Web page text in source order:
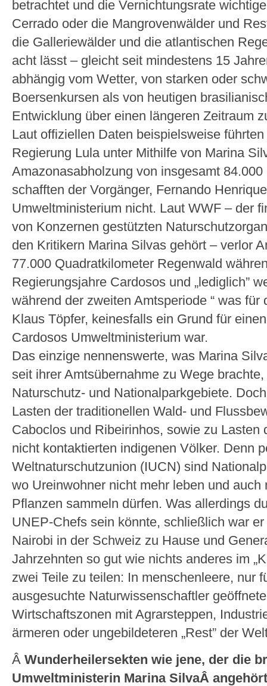
betrachtet und die Vernichtungsrate
Cerrado oder die Mangrovenwälder und
die Galleriewälder und die atlantischen
acht lässt – gleicht seit mindestens 15
abhängig vom Wetter, von starken oder
Boersenkursen als von heutigen
Entwicklung über einen längeren Zeitraum
Laut offiziellen Daten beispielsweise
Regierung Lula unter Mithilfe von Marina
Amazonasabholzung von insgesamt
schafften der Vorgänger, Fernando
Umweltministerium nicht. Laut WWF – der
von Konzernen gestützten
den Kritikern Marina Silvas gehört – verlor
77.000 Quadratkilometer Regenwald
Regierungsjahre Cardosos und „lediglich”
während der zweiten Amtsperiode “ was
Klaus Töpfer, keinesfalls ein Grund für
Cardosos Umweltministerium war.
Das einzige nennenswerte, was Marina
seit ihrer Amtsübernahme zu Wege
Naturschutz- und Nationalparkgebiete.
Lasten der traditionellen Wald- und
Caboclos und Ribeirinhos, sowie zu Lasten
nicht kontaktierten indigenen Völker. Denn
Weltnaturschutzunion (IUCN) sind
wo Ureinwohner nicht mehr leben und auch
Pflanzen sammeln dürfen. Was allerdings
UNEP-Chefs sein könnte, schließlich war
Nairobi in der Schweiz zu Hause und
Jahrzehnten so gut wie nichts anderes im
zwei Teile zu teilen: In menschenleere, nur
ausgesuchte Naturwissenschaftler
Wirtschaftszonen mit Agrarsteppen,
ärmeren oder ungebildeteren „Rest” der
Â Wunderheilersekten wie jene, der die
Umweltministerin Marina SilvaÂ